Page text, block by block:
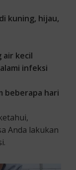
kuning, hijau,
air kecil
infeksi
beberapa hari
Anda lakukan